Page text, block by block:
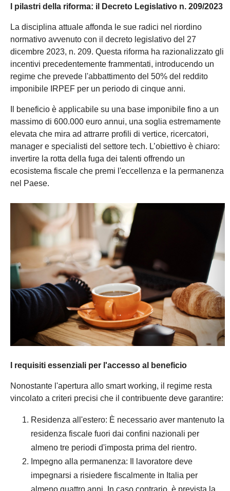
I pilastri della riforma: il Decreto Legislativo n. 209/2023
La disciplina attuale affonda le sue radici nel riordino
normativo avvenuto con il decreto legislativo del 27
dicembre 2023, n. 209. Questa riforma ha razionalizzato gli
incentivi precedentemente frammentati, introducendo un
regime che prevede l'abbattimento del 50% del reddito
imponibile IRPEF per un periodo di cinque anni.
Il beneficio è applicabile su una base imponibile fino a un
massimo di 600.000 euro annui, una soglia estremamente
elevata che mira ad attrarre profili di vertice, ricercatori,
manager e specialisti del settore tech. L’obiettivo è chiaro:
invertire la rotta della fuga dei talenti offrendo un
ecosistema fiscale che premi l'eccellenza e la permanenza
nel Paese.
I requisiti essenziali per l'accesso al beneficio
Nonostante l'apertura allo smart working, il regime resta
vincolato a criteri precisi che il contribuente deve garantire:
Residenza all'estero: È necessario aver mantenuto la
residenza fiscale fuori dai confini nazionali per
almeno tre periodi d'imposta prima del rientro.
Impegno alla permanenza: Il lavoratore deve
impegnarsi a risiedere fiscalmente in Italia per